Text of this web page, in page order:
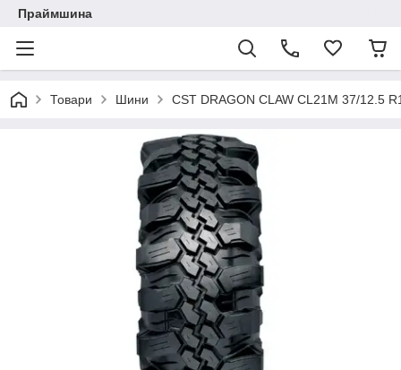
Праймшина
Товари Шини CST DRAGON CLAW CL21M 37/12.5